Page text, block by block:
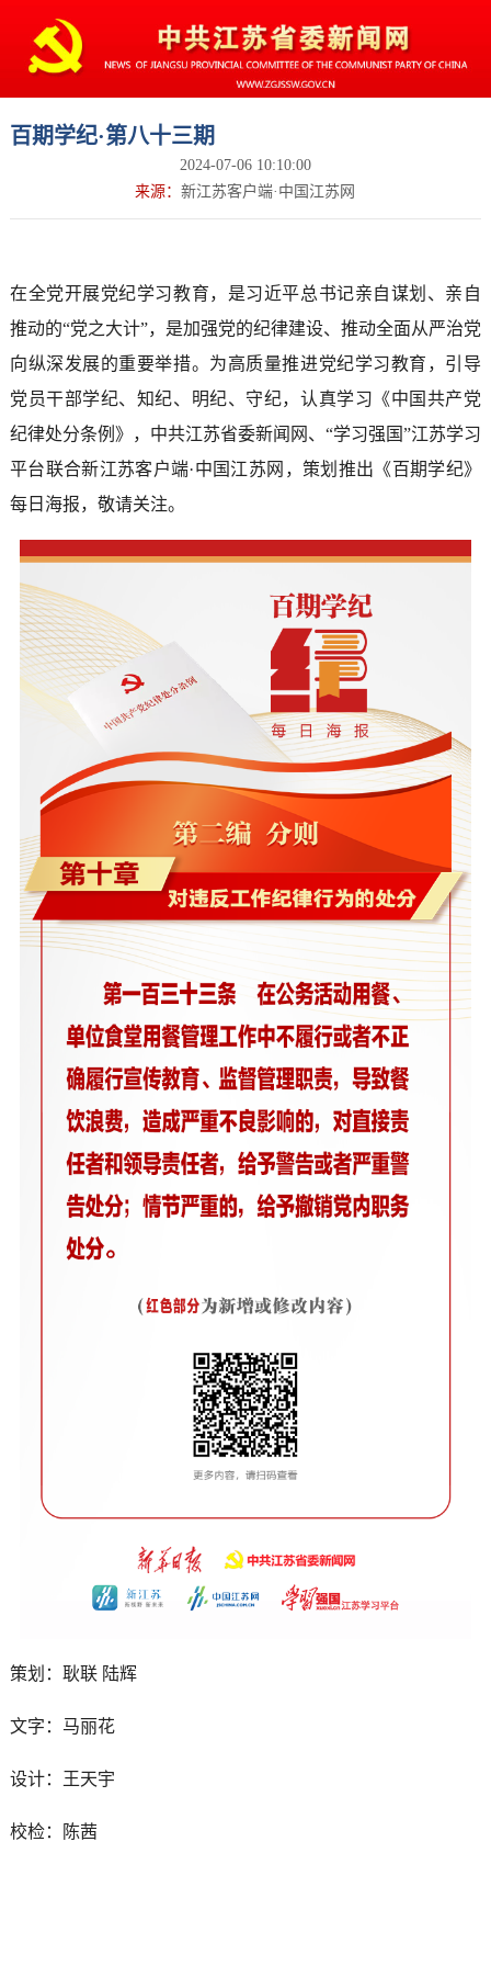
百期学纪·第八十三期
2024-07-06 10:10:00
来源：新江苏客户端·中国江苏网
在全党开展党纪学习教育，是习近平总书记亲自谋划、亲自
推动的“党之大计”，是加强党的纪律建设、推动全面从严治党
向纵深发展的重要举措。为高质量推进党纪学习教育，引导
党员干部学纪、知纪、明纪、守纪，认真学习《中国共产党
纪律处分条例》，中共江苏省委新闻网、“学习强国”江苏学习
平台联合新江苏客户端·中国江苏网，策划推出《百期学纪》
每日海报，敬请关注。
策划：耿联 陆辉
文字：马丽花
设计：王天宇
校检：陈茜